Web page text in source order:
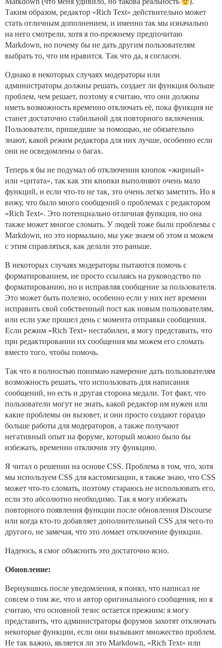
Таким образом, редактор «Rich Text» действительно может
стать отличным дополнением, и именно так мы изначально
на него смотрели, хотя я по-прежнему предпочитаю
Markdown, но почему бы не дать другим пользователям
выбрать то, что им нравится. Так что да, я согласен.
Однако в некоторых случаях модераторы или
администраторы должны решать, создает ли функция больше
проблем, чем решает, поэтому я считаю, что они должны
иметь возможность временно отключать её, пока функция не
станет достаточно стабильной для повторного включения.
Пользователи, пришедшие за помощью, не обязательно
знают, какой режим редактора для них лучше, особенно если
они не осведомлены о багах.
Теперь я бы не подумал об отключении кнопок «жирный»
или «цитата», так как эти кнопки выполняют очень мало
функций, и если что-то не так, это очень легко заметить. Но я
вижу, что было много сообщений о проблемах с редактором
«Rich Text». Это потенциально отличная функция, но она
также может многое сломать. У людей тоже были проблемы с
Markdown, но это нормально, мы уже знаем об этом и можем
с этим справляться, как делали это раньше.
В некоторых случаях модераторы пытаются помочь с
форматированием, не просто ссылаясь на руководство по
форматированию, но и исправляя сообщение за пользователя.
Это может быть полезно, особенно если у них нет времени
исправить свой собственный пост как новым пользователям,
или если уже прошел день с момента отправки сообщения.
Если режим «Rich Text» нестабилен, я могу представить, что
при редактировании их сообщения мы можем его сломать
вместо того, чтобы помочь.
Так что я полностью понимаю намерение дать пользователям
возможность решать, что использовать для написания
сообщений, но есть и другая сторона медали. Тот факт, что
пользователи могут не знать, какой редактор им нужен или
какие проблемы он вызовет, и они просто создают гораздо
больше работы для модераторов, а также получают
негативный опыт на форуме, который можно было бы
избежать, временно отключив эту функцию.
Я читал о решении на основе CSS. Проблема в том, что, хотя
мы используем CSS для кастомизации, я также знаю, что CSS
может что-то сломать, поэтому стараюсь не использовать его,
если это абсолютно необходимо. Так я могу избежать
повторного появления функции после обновления Discourse
или когда кто-то добавляет дополнительный CSS для чего-то
другого, не замечая, что это ломает отключение функции.
Надеюсь, я смог объяснить это достаточно ясно.
Обновление:
Вернувшись после уведомления, я понял, что написал не
совсем о том же, что и автор оригинального сообщения, но я
считаю, что основной тезис остается прежним: я могу
представить, что администраторы форумов захотят отключать
некоторые функции, если они вызывают множество проблем.
Не так важно, является ли это Markdown, «Rich Text» или